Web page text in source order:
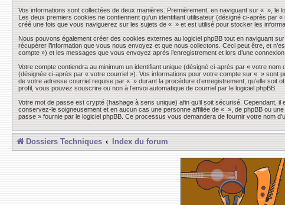
Vos informations sont collectées de deux manières. Premièrement, en naviguant sur « »,
Les deux premiers cookies ne contiennent qu’un identifiant utilisateur (désigné ci-après
créé une fois que vous naviguerez sur les sujets de « » et est utilisé pour stocker les
Nous pouvons également créer des cookies externes au logiciel phpBB tout en naviguant
récupérer l’information que vous nous envoyez et que nous collectons. Ceci peut être, et
compte ») et les messages que vous envoyez après l’enregistrement et lors d’une
Votre compte contiendra au minimum un identifiant unique (désigné ci-après par « votre
(désignée ci-après par « votre courriel »). Vos informations pour votre compte sur « » sont
de votre adresse courriel requise par « » durant la procédure d’enregistrement, qu’elle
profil, vous pouvez souscrire ou non à l’envoi automatique de courriel par le logiciel phpBB.
Votre mot de passe est crypté (hashage à sens unique) afin qu’il soit sécurisé. Cependant,
conservez-le soigneusement et en aucun cas une personne affiliée de « », de phpBB ou
passe » fournie par le logiciel phpBB. Ce processus vous demandera de fournir votre nom
Dossiers Techniques Index du forum